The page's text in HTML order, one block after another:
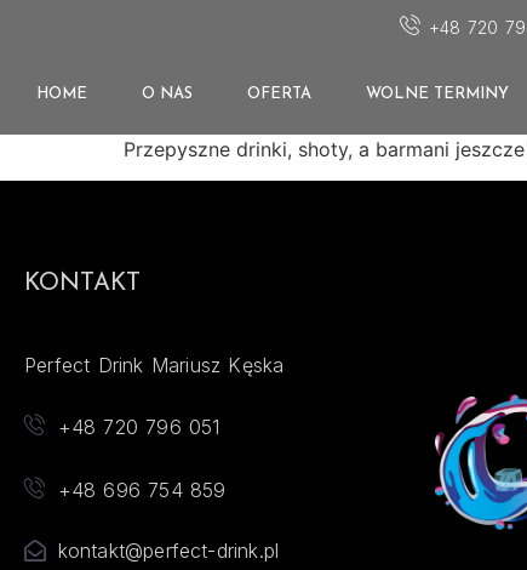
+48 720
HOME O NAS OFERTA WOLNE TERMINY
Przepyszne drinki, shoty, a barmani
KONTAKT
Perfect Drink Mariusz Kęska
+48 720 796 051
+48 696 754 859
kontakt@perfect-drink.pl